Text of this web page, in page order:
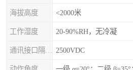
海拔高度 <2000米
工作湿度 20-90%RH，无冷凝
2500VDC